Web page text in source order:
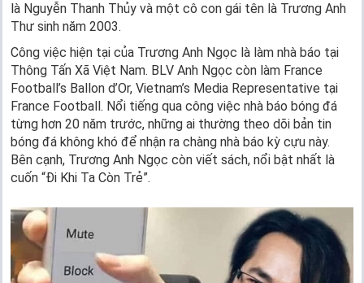
là Nguyễn Thanh Thủy và một cô con gái tên là Trương Anh
Thư sinh năm 2003.
Công việc hiện tại của Trương Anh Ngọc là làm nhà báo tại
Thông Tấn Xã Việt Nam. BLV Anh Ngọc còn làm France
Football’s Ballon d’Or, Vietnam’s Media Representative tại
France Football. Nổi tiếng qua công việc nhà báo bóng đá
từng hơn 20 năm trước, những ai thường theo dõi bản tin
bóng đá không khó để nhận ra chàng nhà báo kỳ cựu này.
Bên cạnh, Trương Anh Ngọc còn viết sách, nổi bật nhất là
cuốn “Đi Khi Ta Còn Trẻ”.